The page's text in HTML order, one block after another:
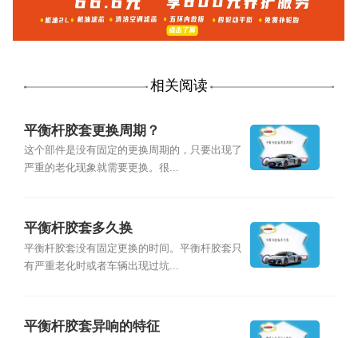
相关阅读
平衡杆胶套更换周期？
这个部件是没有固定的更换周期的，只要出现了
严重的老化现象就需要更换。很...
平衡杆胶套多久换
平衡杆胶套没有固定更换的时间。平衡杆胶套只
有严重老化时或者车辆出现过坑...
平衡杆胶套异响的特征